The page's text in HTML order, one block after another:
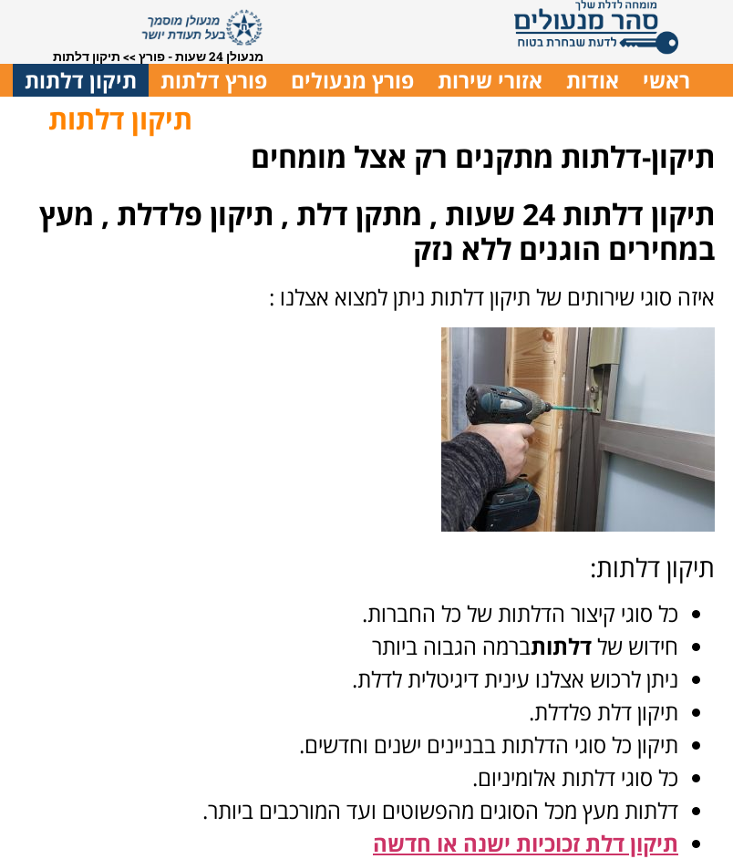
מנעולן 24 שעות - פורץ >> תיקון דלתות
ראשי אודות אזורי שירות פורץ מנעולים פורץ דלתות תיקון דלתות
תיקון דלתות
תיקון-דלתות מתקנים רק אצל מומחים
תיקון דלתות 24 שעות , מתקן דלת , תיקון פלדלת , מעץ
במחירים הוגנים ללא נזק
איזה סוגי שירותים של תיקון דלתות ניתן למצוא אצלנו :
תיקון דלתות:
כל סוגי קיצור הדלתות של כל החברות.
חידוש שלדלתותברמה הגבוה ביותר
ניתן לרכוש אצלנו עינית דיגיטלית לדלת.
תיקון דלת פלדלת.
תיקון כל סוגי הדלתות בבניינים ישנים וחדשים.
כל סוגי דלתות אלומיניום.
דלתות מעץ מכל הסוגים מהפשוטים ועד המורכבים ביותר.
תיקון דלת זכוכיות ישנה או חדשה